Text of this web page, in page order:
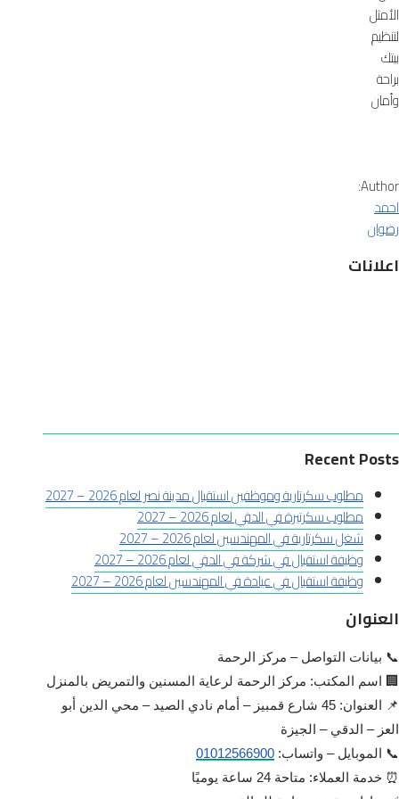
الأمثل
لتنظيم
بيتك
براحة
وأمان
Author:
احمد
رضوان
اعلانات
Recent Posts
مطلوب سكرتارية وموظفين استقبال مدينة نصر لعام 2026 – 2027
مطلوب سكرتيرة في الدقي لعام 2026 – 2027
شغل سكرتارية في المهندسين لعام 2026 – 2027
وظيفة استقبال في شركة في الدقي لعام 2026 – 2027
وظيفة استقبال في عيادة في المهندسين لعام 2026 – 2027
العنوان
📞 بيانات التواصل – مركز الرحمة
🏢 اسم المكتب: مركز الرحمة لرعاية المسنين والتمريض بالمنزل
📌 العنوان: 45 شارع قمبيز – أمام نادي الصيد – محي الدين أبو
العز – الدقي – الجيزة
📞 الموبايل – واتساب: 01012566900
⏰ خدمة العملاء: متاحة 24 ساعة يوميًا